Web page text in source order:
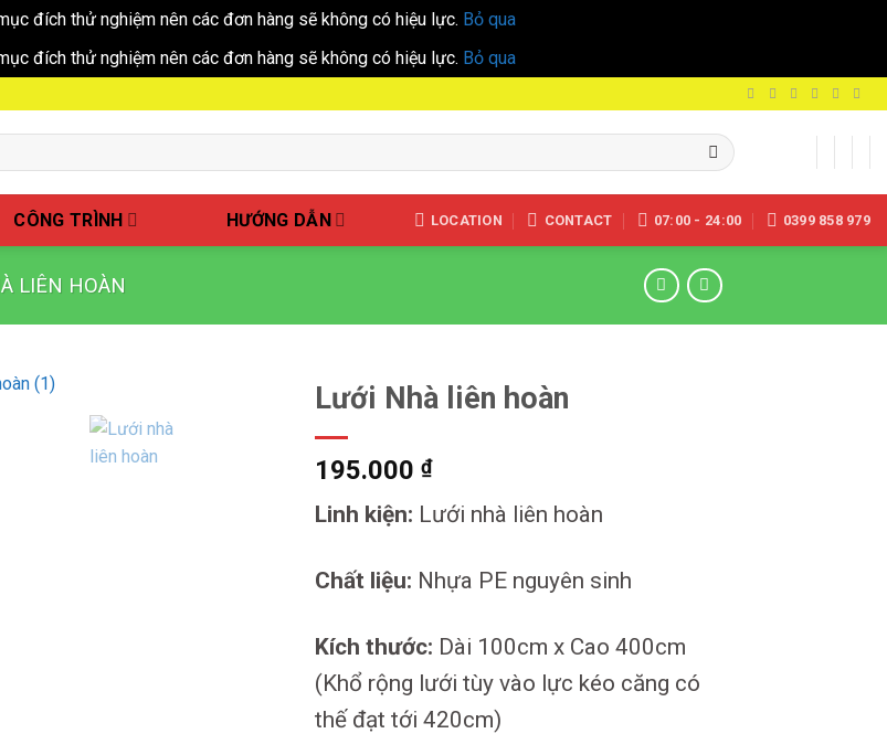
đích thử nghiệm nên các đơn hàng sẽ không có hiệu lực. Bỏ qua
đích thử nghiệm nên các đơn hàng sẽ không có hiệu lực. Bỏ qua
CÔNG TRÌNH HƯỚNG DẪN LOCATION CONTACT 07:00 - 24:00 0399 858 979
LIÊN HOÀN
Lưới Nhà liên hoàn
195.000₫
Linh kiện: Lưới nhà liên hoàn
Chất liệu: Nhựa PE nguyên sinh
Kích thước: Dài 100cm x Cao 400cm
(Khổ rộng lưới tùy vào lực kéo căng có
thế đạt tới 420cm)